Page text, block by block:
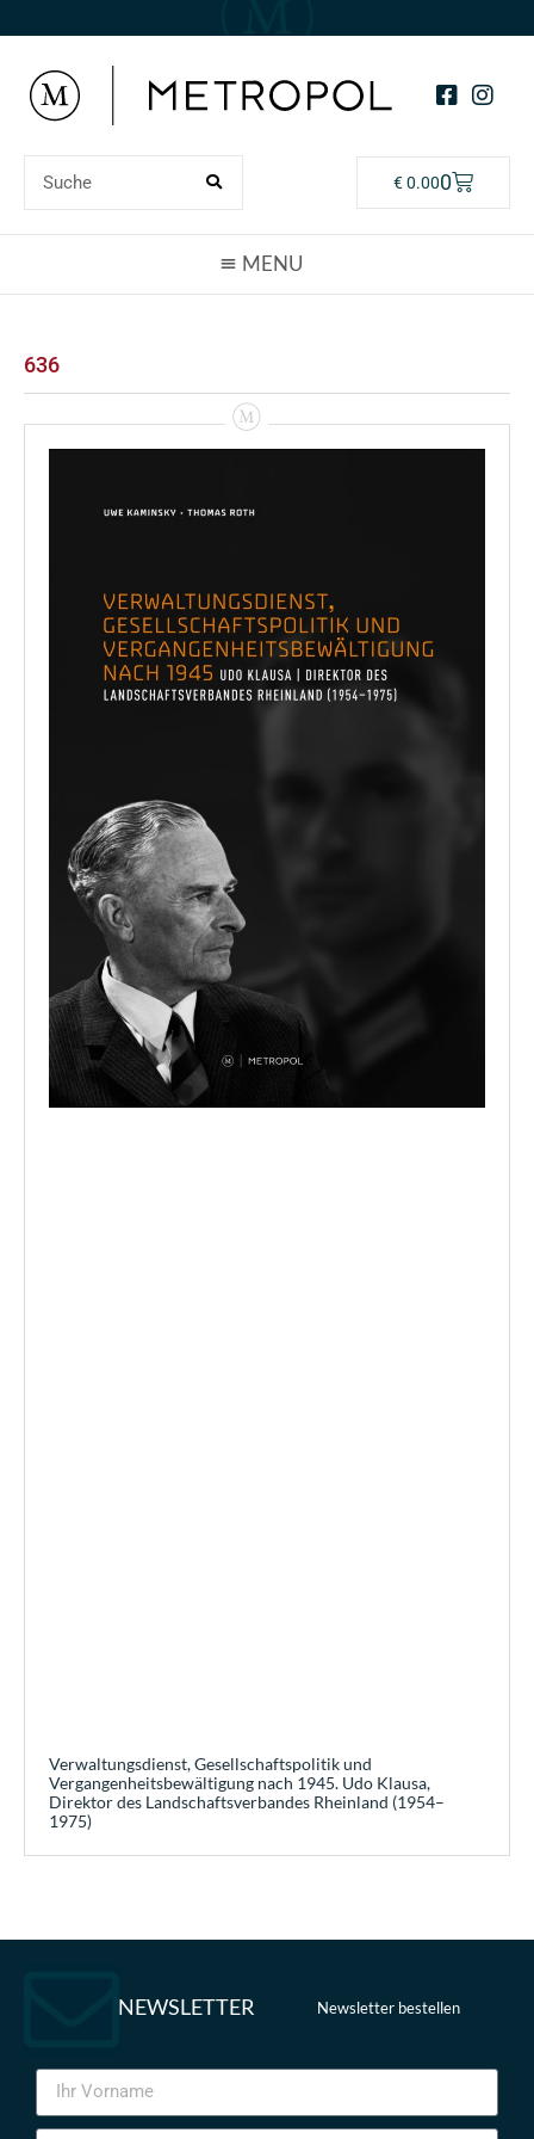
€0.000
636
Verwaltungsdienst, Gesellschaftspolitik und
Vergangenheitsbewältigung nach 1945. Udo Klausa,
Direktor des Landschaftsverbandes Rheinland (1954–
1975)
NEWSLETTER Newsletter bestellen